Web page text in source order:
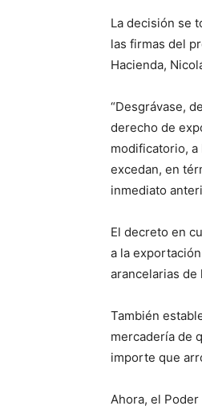
La decisión se
las firmas del
Hacienda,
“Desgrávase,
derecho de
modificatorio, a
excedan, en
inmediato
El decreto en
a la
arancelarias de
También
mercadería de
importe que
Ahora, el